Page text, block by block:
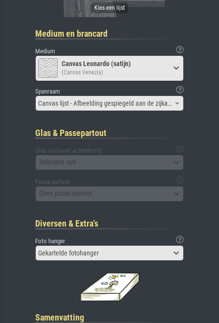
Medium en brancard
Medium
Canvas Leonardo (satijn)
(Canvas Venezia)
Spanraam
Canvas lijst - Afbeelding gespiegeld aan de zijkant
Glas & Passepartout
Glas (inclusief achterbord)
Selecteer aub
Passe-partout
Geen passe-partout
Diversen & Extra's
Foto hanger
Gekartelde fotohanger
Samenvatting